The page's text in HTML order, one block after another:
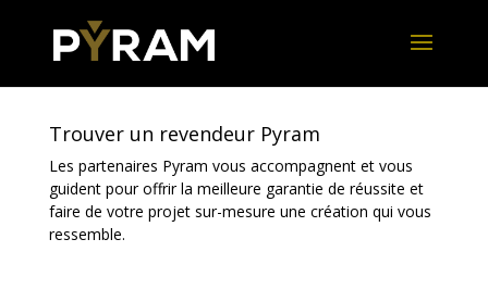
Trouver un revendeur Pyram
Les partenaires Pyram vous accompagnent et vous
guident pour offrir la meilleure garantie de réussite et
faire de votre projet sur-mesure une création qui vous
ressemble.